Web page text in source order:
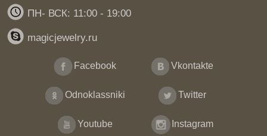
ПН- ВСК: 11:00 - 19:00
magicjewelry.ru
Facebook Vkontakte
Odnoklassniki Twitter
Youtube Instagram